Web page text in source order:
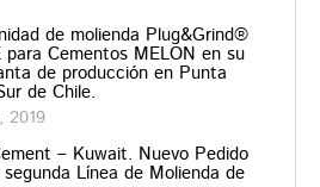
de molienda Plug&Grind®
para Cementos MELON en su
de producción en Punta
de Chile.
2019
– Kuwait. Nuevo Pedido
Línea de Molienda de